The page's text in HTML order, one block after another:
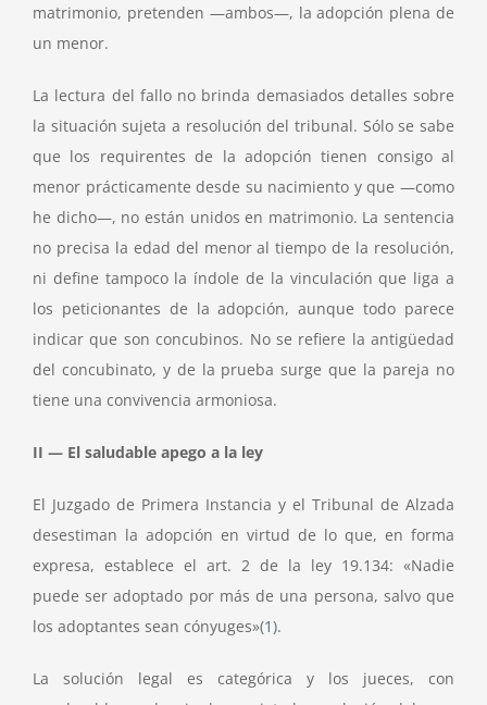
matrimonio, pretenden —ambos—, la adopción plena de
un menor.
La lectura del fallo no brinda demasiados detalles sobre
la situación sujeta a resolución del tribunal. Sólo se sabe
que los requirentes de la adopción tienen consigo al
menor prácticamente desde su nacimiento y que —como
he dicho—, no están unidos en matrimonio. La sentencia
no precisa la edad del menor al tiempo de la resolución,
ni define tampoco la índole de la vinculación que liga a
los peticionantes de la adopción, aunque todo parece
indicar que son concubinos. No se refiere la antigüedad
del concubinato, y de la prueba surge que la pareja no
tiene una convivencia armoniosa.
II — El saludable apego a la ley
El Juzgado de Primera Instancia y el Tribunal de Alzada
desestiman la adopción en virtud de lo que, en forma
expresa, establece el art. 2 de la ley 19.134: «Nadie
puede ser adoptado por más de una persona, salvo que
los adoptantes sean cónyuges»(1).
La solución legal es categórica y los jueces, con